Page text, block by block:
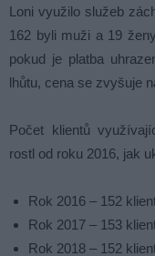
Loni využilo služeb
162 byli muži a 19
pokud je platba
lhůtu, cena se zvyšuje
Počet klientů
rostl od roku 2016, jak
Rok 2016 – 152
Rok 2017 – 153
Rok 2018 – 152